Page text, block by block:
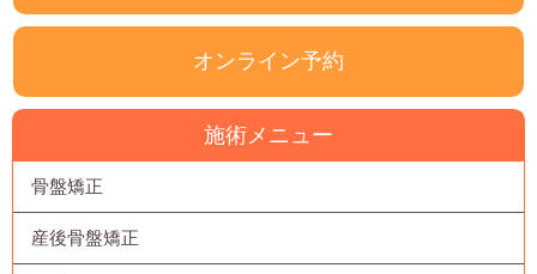
オンライン予約
施術メニュー
骨盤矯正
産後骨盤矯正